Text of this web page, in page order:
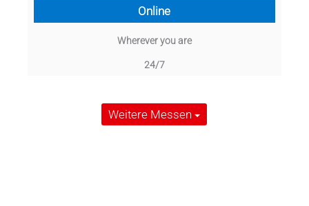
Online
Wherever you are
24/7
Weitere Messen